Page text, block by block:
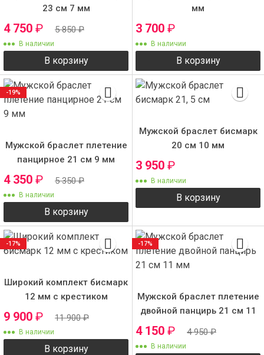
23 см 7 мм
4 750 ₽ 5 850₽
В наличии
В корзину
мм
3 700 ₽
В наличии
В корзину
Мужской браслет плетение
панцирное 21 см 9 мм
4 350 ₽ 5 350₽
В наличии
В корзину
-19%
Мужской браслет бисмарк
20 см 10 мм
3 950 ₽
В наличии
В корзину
Широкий комплект бисмарк
12 мм с крестиком
9 900 ₽ 11 900₽
В наличии
В корзину
-17%
Мужской браслет плетение
двойной панцирь 21 см 11
4 150 ₽ 4 950₽
В наличии
-17%